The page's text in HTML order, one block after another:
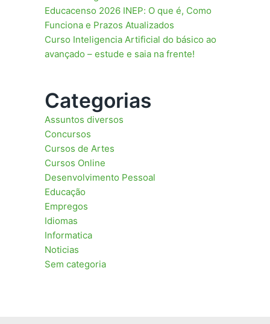
Educacenso 2026 INEP: O que é, Como
Funciona e Prazos Atualizados
Curso Inteligencia Artificial do básico ao
avançado – estude e saia na frente!
Categorias
Assuntos diversos
Concursos
Cursos de Artes
Cursos Online
Desenvolvimento Pessoal
Educação
Empregos
Idiomas
Informatica
Noticias
Sem categoria